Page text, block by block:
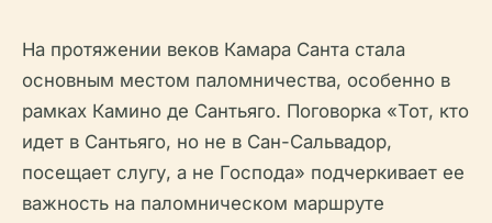
На протяжении веков Камара Санта стала
основным местом паломничества, особенно в
рамках Камино де Сантьяго. Поговорка «Тот, кто
идет в Сантьяго, но не в Сан-Сальвадор,
посещает слугу, а не Господа» подчеркивает ее
важность на паломническом маршруте